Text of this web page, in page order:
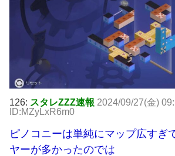
126: スタレZZZ速報 2024/09/27(金)
ID:MZyLxR6m0
ピノコニーは単純にマップ広すぎ
ヤーが多かったのでは